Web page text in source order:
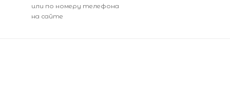
или по номеру телефона
на сайте